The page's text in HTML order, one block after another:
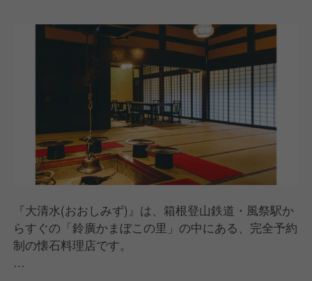
『大清水(おおしみず)』は、箱根登山鉄道・風祭駅か
らすぐの「鈴廣かまぼこの里」の中にある、完全予約
制の懐石料理店です。